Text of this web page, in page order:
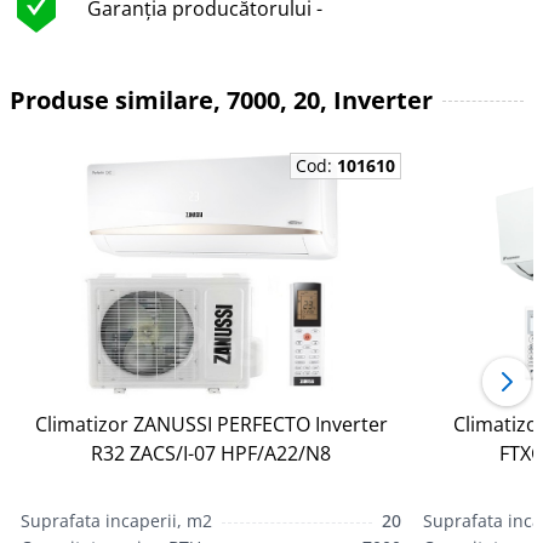
Garanția producătorului -
Produse similare, 7000, 20, Inverter
Cod: 101610
Climatizor ZANUSSI PERFECTO Inverter
R32 ZACS/I-07 HPF/A22/N8
Suprafata incaperii, m2
20
Suprafata